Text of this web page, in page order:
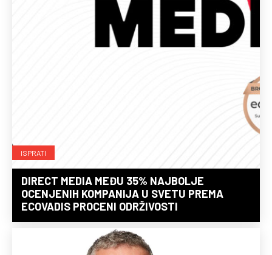
ISPRATI
DIRECT MEDIA MEĐU 35% NAJBOLJE
OCENJENIH KOMPANIJA U SVETU PREMA
ECOVADIS PROCENI ODRŽIVOSTI